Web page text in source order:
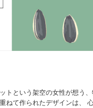
イベント・ワークショップ・
ス
美術館・美術展・博物館・ギャ
美術館・美術展・博物館・ギャ
デッサン・クロッキー
・デッサン・クロッキー
Graffiti・ストリートアート
トという架空の女性が想う
ねて作られたデザインは、